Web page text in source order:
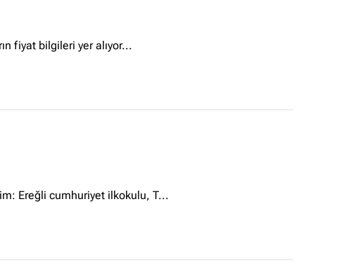
fiyat bilgileri yer alıyor...
Ereğli cumhuriyet ilkokulu, T...